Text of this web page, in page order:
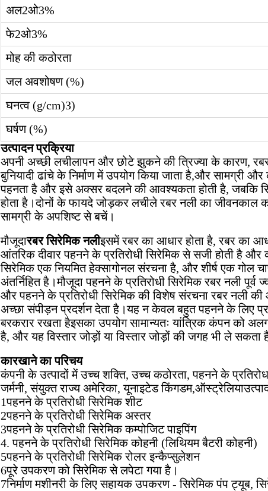
अल2ओ3%
फे2ओ3%
मोह की कठोरता
जल अवशोषण (%)
घनत्व (g/cm)3)
घर्षण (%)
उत्पादन प्रक्रिया
अपनी अच्छी लचीलापन और छोटे झुकने की त्रिज्या के कारण,
बुनियादी ढांचे के निर्माण में उपयोग किया जाता है,और सामग्री
पहनता है और इसे अक्सर बदलने की आवश्यकता होती है, जबकि
होता है।दोनों के फायदे जोड़कर लचीले रबर नली का
सामग्री के अपशिष्ट से बचें।
मौजूदारबर सिरेमिक नलीइसमें रबर का आधार होता है, रबर का
आंतरिक दीवार पहनने के प्रतिरोधी सिरेमिक से सजी होती है और
सिरेमिक एक नियमित हेक्सागोनल संरचना है, और शीर्ष एक गोल
अंतर्निहित है।मौजूदा पहनने के प्रतिरोधी सिरेमिक रबर नली
और पहनने के प्रतिरोधी सिरेमिक की विशेष संरचना रबर नली
अच्छा संपीड़न प्रदर्शन देता है।यह न केवल बहुत पहनने के लिए
बरकरार रखता हैइसका उपयोग सामान्यतः यांत्रिक कंपन को
है, और यह विस्तार जोड़ों या विस्तार जोड़ों की जगह भी ले सकता
कारखाने का परिचय
कंपनी के उत्पादों में उच्च शक्ति, उच्च कठोरता, पहनने के प्रतिरोध
जर्मनी, संयुक्त राज्य अमेरिका, यूनाइटेड
1पहनने के प्रतिरोधी सिरेमिक शीट
2पहनने के प्रतिरोधी सिरेमिक अस्तर
3पहनने के प्रतिरोधी सिरेमिक कम्पोजिट पाइपिंग
4. पहनने के प्रतिरोधी सिरेमिक कोहनी (लिथियम बैटरी कोहनी)
5पहनने के प्रतिरोधी सिरेमिक रोलर इन्कैप्सुलेशन
6पूरे उपकरण को सिरेमिक से लपेटा गया है।
7निर्माण मशीनरी के लिए सहायक उपकरण - सिरेमिक पंप ट्यूब,